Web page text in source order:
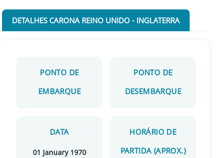
DETALHES CARONA REINO UNIDO - INGLATERRA
PONTO DE
EMBARQUE
PONTO DE
DESEMBARQUE
DATA
01 January 1970
HORÁRIO DE
PARTIDA (APROX.)